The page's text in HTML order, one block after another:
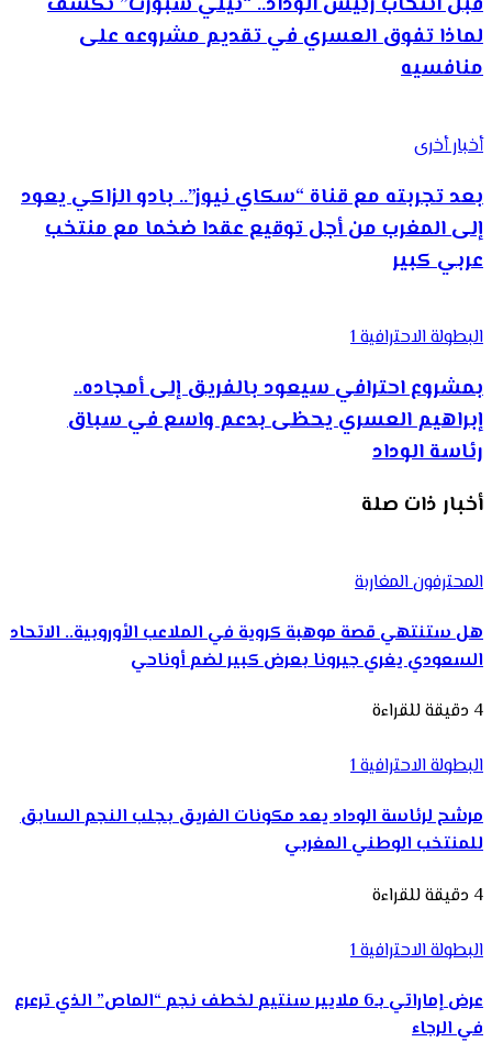
لماذا تفوق العسري في تقديم مشروعه على
منافسيه
أخبار أخرى
بعد تجربته مع قناة “سكاي نيوز”.. بادو الزاكي يعود
إلى المغرب من أجل توقيع عقدا ضخما مع منتخب
عربي كبير
البطولة الاحترافية 1
بمشروع احترافي سيعود بالفريق إلى أمجاده..
إبراهيم العسري يحظى بدعم واسع في سباق
رئاسة الوداد
أخبار ذات صلة
المحترفون المغاربة
هل ستنتهي قصة موهبة كروية في الملاعب الأوروبية.. الاتحاد
السعودي يغري جيرونا بعرض كبير لضم أوناحي
4 دقيقة للقراءة
البطولة الاحترافية 1
مرشح لرئاسة الوداد يعد مكونات الفريق بجلب النجم السابق
للمنتخب الوطني المغربي
4 دقيقة للقراءة
البطولة الاحترافية 1
عرض إماراتي بـ6 ملايير سنتيم لخطف نجم “الماص” الذي ترعرع
في الرجاء